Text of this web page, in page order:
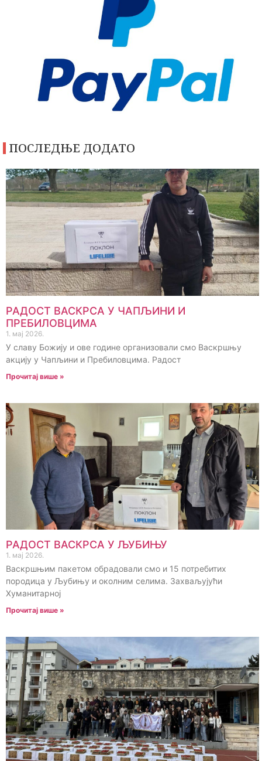
ПОСЛЕДЊЕ ДОДАТО
РАДОСТ ВАСКРСА У ЧАПЉИНИ И
ПРЕБИЛОВЦИМА
1. мај 2026.
У славу Божију и ове године организовали смо Васкршњу
акцију у Чапљини и Пребиловцима. Радост
Прочитај више »
РАДОСТ ВАСКРСА У ЉУБИЊУ
1. мај 2026.
Васкршњим пакетом обрадовали смо и 15 потребитих
породица у Љубињу и околним селима. Захваљујући
Хуманитарној
Прочитај више »